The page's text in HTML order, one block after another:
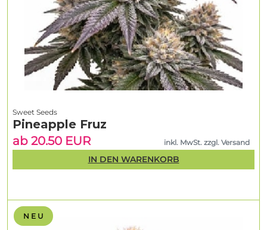
N E U
Sweet Seeds
Pineapple Fruz
ab 20.50 EUR
inkl. MwSt. zzgl. Versand
IN DEN WARENKORB